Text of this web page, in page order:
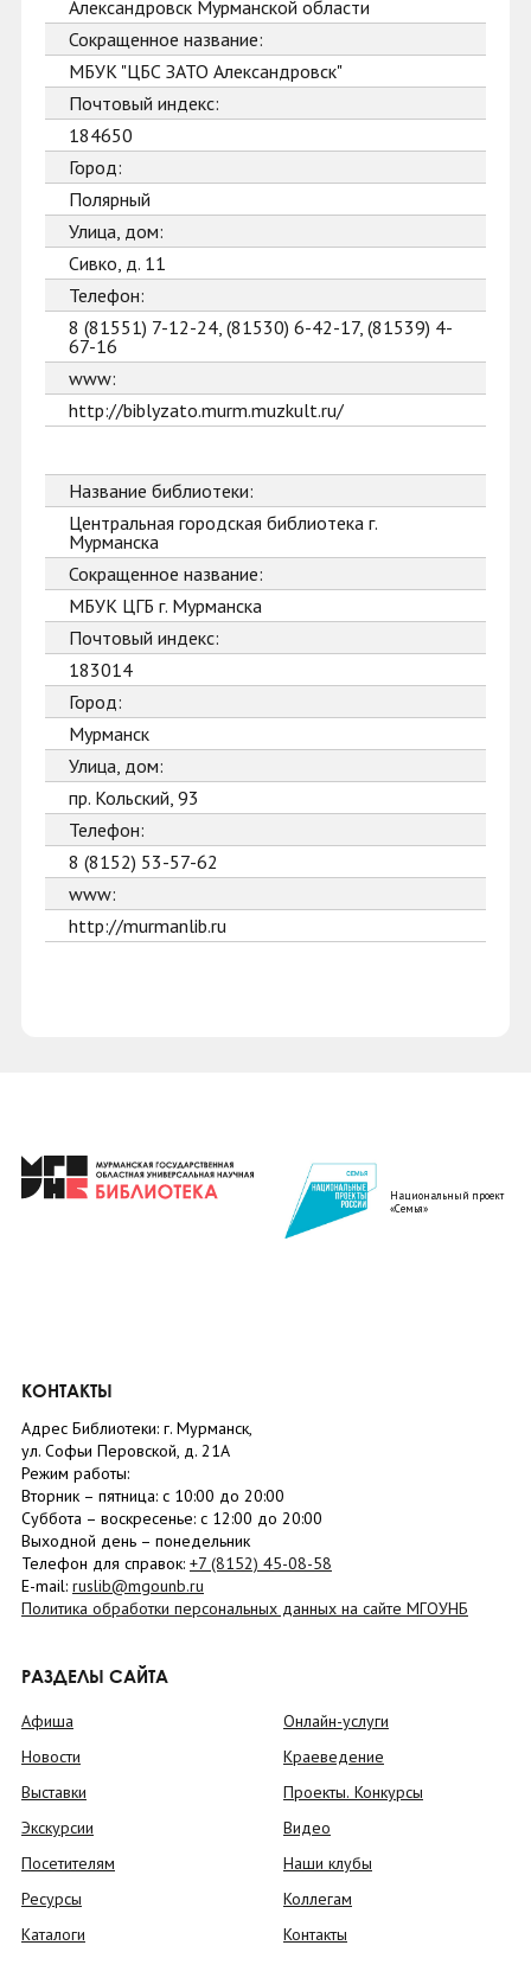
Александровск Мурманской области
Сокращенное название:
МБУК "ЦБС ЗАТО Александровск"
Почтовый индекс:
184650
Город:
Полярный
Улица, дом:
Сивко, д. 11
Телефон:
8 (81551) 7-12-24, (81530) 6-42-17, (81539) 4-
67-16
www:
http://biblyzato.murm.muzkult.ru/
Название библиотеки:
Центральная городская библиотека г.
Мурманска
Сокращенное название:
МБУК ЦГБ г. Мурманска
Почтовый индекс:
183014
Город:
Мурманск
Улица, дом:
пр. Кольский, 93
Телефон:
8 (8152) 53-57-62
www:
http://murmanlib.ru
Национальный проект
«Семья»
КОНТАКТЫ
Адрес Библиотеки: г. Мурманск,
ул. Софьи Перовской, д. 21А
Режим работы:
Вторник – пятница: с 10:00 до 20:00
Суббота – воскресенье: c 12:00 до 20:00
Выходной день – понедельник
Телефон для справок: +7 (8152) 45-08-58
E-mail: ruslib@mgounb.ru
Политика обработки персональных данных на сайте МГОУНБ
РАЗДЕЛЫ САЙТА
Афиша
Новости
Выставки
Экскурсии
Посетителям
Ресурсы
Каталоги
Онлайн-услуги
Краеведение
Проекты. Конкурсы
Видео
Наши клубы
Коллегам
Контакты